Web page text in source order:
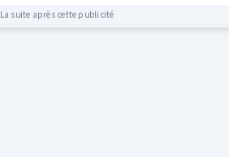
La suite après cette publicité